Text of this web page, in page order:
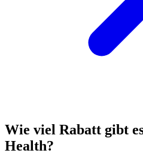
Wie viel Rabatt gibt
Health?